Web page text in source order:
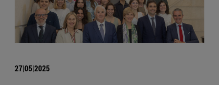
27|05|2025